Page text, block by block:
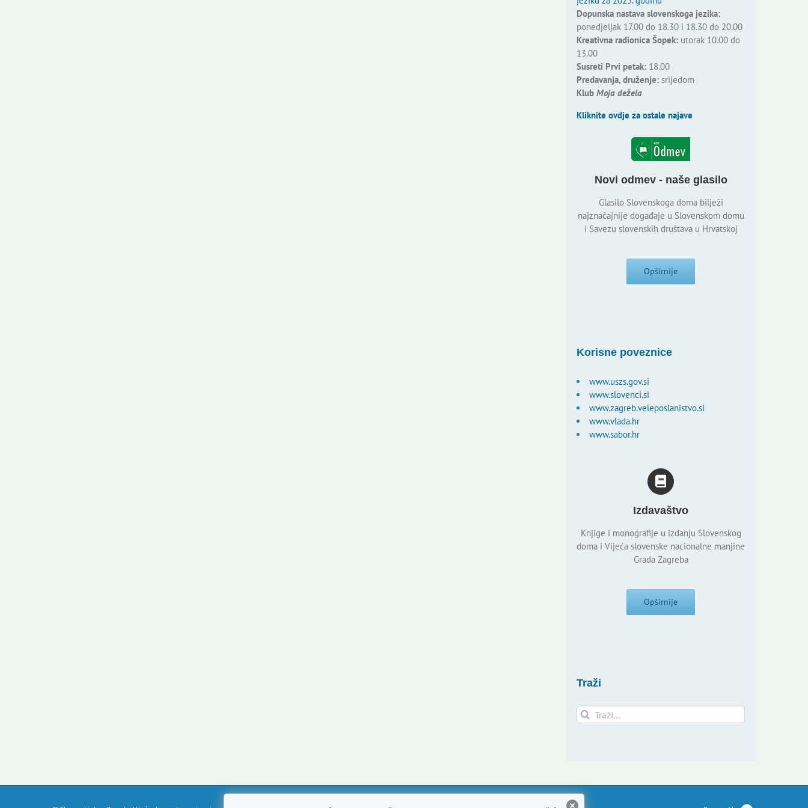
Dopunska nastava slovenskoga jezika:
ponedjeljak 17.00 do 18.30 i 18.30 do 20.00
Kreativna radionica Šopek:utorak 10.00 do
13.00
Susreti Prvi petak:18.00
Predavanja, druženje:srijedom
Klub Moja dežela
Kliknite ovdje za ostale najave
Novi odmev - naše glasilo
Glasilo Slovenskoga doma bilježi
najznačajnije događaje u Slovenskom domu
i Savezu slovenskih društava u Hrvatskoj
Opširnije
Korisne poveznice
www.uszs.gov.si
www.slovenci.si
www.zagreb.veleposlanistvo.si
www.vlada.hr
www.sabor.hr
Izdavaštvo
Knjige i monografije u izdanju Slovenskog
doma i Vijeća slovenske nacionalne manjine
Grada Zagreba
Opširnije
Traži
Traži...